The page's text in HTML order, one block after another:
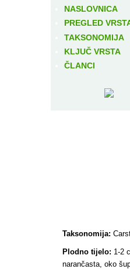
NASLOVNICA
PREGLED
TAKSONOMIJA
KLJUČ VRSTA
ČLANCI
Taksonomija:
Plodno tijelo: 1-2
narančasta, oko